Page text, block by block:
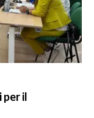
il